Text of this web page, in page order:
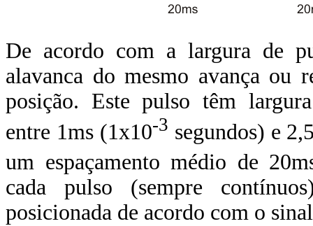
De acordo com a largura de
alavanca do mesmo avança ou
posição. Este pulso têm
entre 1ms (1x10-3 segundos) e
um espaçamento médio de
cada pulso (sempre
posicionada de acordo com o